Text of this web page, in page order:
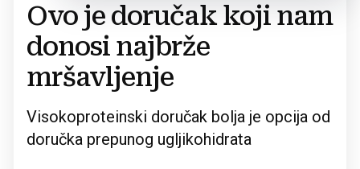
Ovo je doručak koji nam
donosi najbrže
mršavljenje
Visokoproteinski doručak bolja je opcija od
doručka prepunog ugljikohidrata